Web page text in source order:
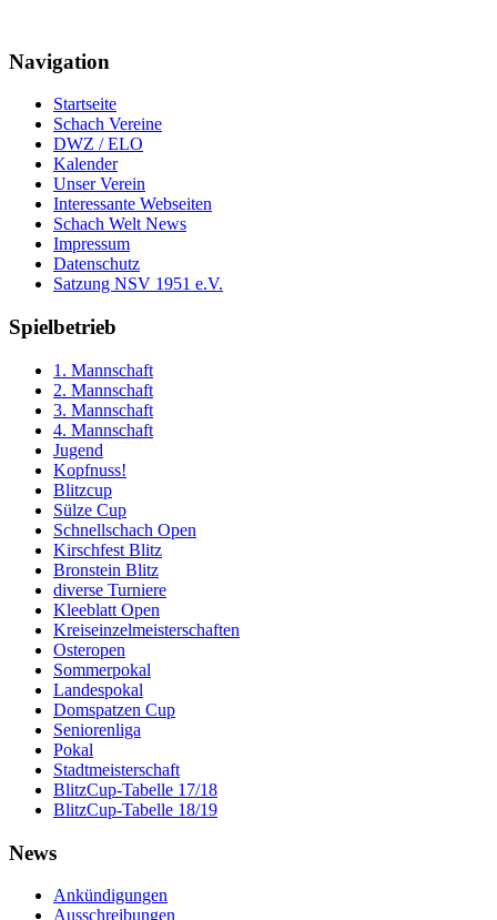
Navigation
Startseite
Schach Vereine
DWZ / ELO
Kalender
Unser Verein
Interessante Webseiten
Schach Welt News
Impressum
Datenschutz
Satzung NSV 1951 e.V.
Spielbetrieb
1. Mannschaft
2. Mannschaft
3. Mannschaft
4. Mannschaft
Jugend
Kopfnuss!
Blitzcup
Sülze Cup
Schnellschach Open
Kirschfest Blitz
Bronstein Blitz
diverse Turniere
Kleeblatt Open
Kreiseinzelmeisterschaften
Osteropen
Sommerpokal
Landespokal
Domspatzen Cup
Seniorenliga
Pokal
Stadtmeisterschaft
BlitzCup-Tabelle 17/18
BlitzCup-Tabelle 18/19
News
Ankündigungen
Ausschreibungen